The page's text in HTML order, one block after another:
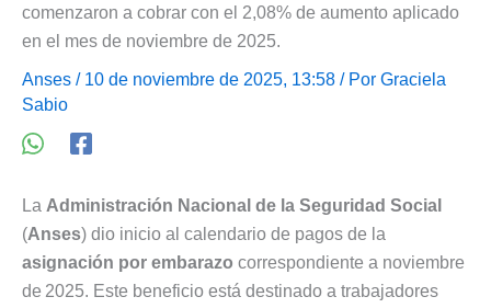
comenzaron a cobrar con el 2,08% de aumento aplicado
en el mes de noviembre de 2025.
Anses / 10 de noviembre de 2025, 13:58 / Por Graciela
Sabio
La Administración Nacional de la Seguridad Social
(Anses) dio inicio al calendario de pagos de la
asignación por embarazo correspondiente a noviembre
de 2025. Este beneficio está destinado a trabajadores